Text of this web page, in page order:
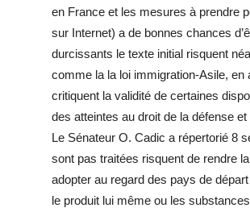
en France et les mesures à prendre
sur Internet) a de bonnes chances
durcissants le texte initial risquent
comme la la loi immigration-Asile,
critiquent la validité de certaines
des atteintes au droit de la défense
Le Sénateur O. Cadic a répertorié 8
sont pas traitées risquent de rendre
adopter au regard des pays de
le produit lui même ou les